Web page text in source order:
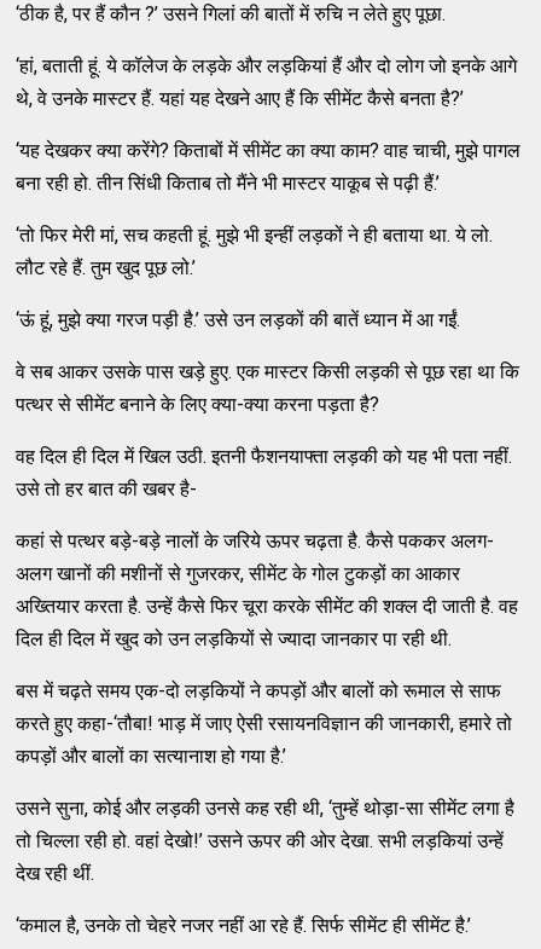
‘ठीक है, पर हैं कौन ?’ उसने गिलां की बातों में रुचि न लेते हुए पूछा.
‘हां, बताती हूं. ये कॉलेज के लड़के और लड़कियां हैं और दो लोग जो इनके आगे
थे, वे उनके मास्टर हैं. यहां यह देखने आए हैं कि सीमेंट कैसे बनता है?’
‘यह देखकर क्या करेंगे? किताबों में सीमेंट का क्या काम? वाह चाची, मुझे पागल
बना रही हो. तीन सिंधी किताब तो मैंने भी मास्टर याकूब से पढ़ी हैं.’
‘तो फिर मेरी मां, सच कहती हूं. मुझे भी इन्हीं लड़कों ने ही बताया था. ये लो.
लौट रहे हैं. तुम खुद पूछ लो.’
‘ऊं हूं, मुझे क्या गरज पड़ी है.’ उसे उन लड़कों की बातें ध्यान में आ गईं.
वे सब आकर उसके पास खड़े हुए. एक मास्टर किसी लड़की से पूछ रहा था कि
पत्थर से सीमेंट बनाने के लिए क्या-क्या करना पड़ता है?
वह दिल ही दिल में खिल उठी. इतनी फैशनयाफ्ता लड़की को यह भी पता नहीं.
उसे तो हर बात की खबर है-
कहां से पत्थर बड़े-बड़े नालों के जरिये ऊपर चढ़ता है. कैसे पककर अलग-
अलग खानों की मशीनों से गुजरकर, सीमेंट के गोल टुकड़ों का आकार
अख्तियार करता है. उन्हें कैसे फिर चूरा करके सीमेंट की शक्ल दी जाती है. वह
दिल ही दिल में खुद को उन लड़कियों से ज्यादा जानकार पा रही थी.
बस में चढ़ते समय एक-दो लड़कियों ने कपड़ों और बालों को रूमाल से साफ
करते हुए कहा-‘तौबा! भाड़ में जाए ऐसी रसायनविज्ञान की जानकारी, हमारे तो
कपड़ों और बालों का सत्यानाश हो गया है.’
उसने सुना, कोई और लड़की उनसे कह रही थी, ‘तुम्हें थोड़ा-सा सीमेंट लगा है
तो चिल्ला रही हो. वहां देखो!’ उसने ऊपर की ओर देखा. सभी लड़कियां उन्हें
देख रही थीं.
‘कमाल है, उनके तो चेहरे नजर नहीं आ रहे हैं. सिर्फ सीमेंट ही सीमेंट है.’